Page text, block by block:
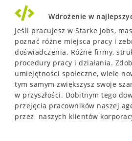
Wdrożenie w
Jeśli pracujesz w Starke Jobs,
poznać różne miejsca pracy i
doświadczenia. Różne firmy,
procedury pracy i działania.
umiejętności społeczne, wiele
tym samym zwiększysz swoje
w przyszłości. Dobitnym tego
przejęcia pracowników naszej
przez naszych klientów